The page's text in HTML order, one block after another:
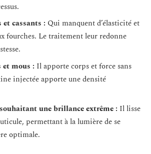
et cassants : Qui manquent d’élasticité et
fourches. Le traitement leur redonne
et mous : Il apporte corps et force sans
injectée apporte une densité
une brillance extrême : Il lisse
permettant à la lumière de se
optimale.